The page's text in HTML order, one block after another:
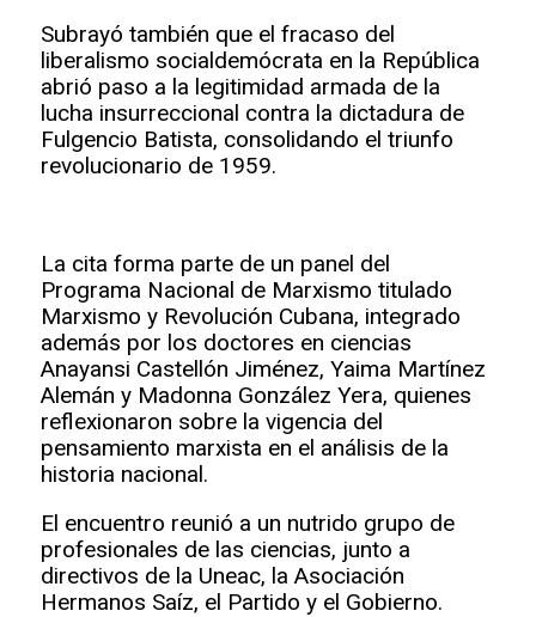
Subrayó también que el fracaso del
liberalismo socialdemócrata en la República
abrió paso a la legitimidad armada de la
lucha insurreccional contra la dictadura de
Fulgencio Batista, consolidando el triunfo
revolucionario de 1959.
La cita forma parte de un panel del
Programa Nacional de Marxismo titulado
Marxismo y Revolución Cubana, integrado
además por los doctores en ciencias
Anayansi Castellón Jiménez, Yaima Martínez
Alemán y Madonna González Yera, quienes
reflexionaron sobre la vigencia del
pensamiento marxista en el análisis de la
historia nacional.
El encuentro reunió a un nutrido grupo de
profesionales de las ciencias, junto a
directivos de la Uneac, la Asociación
Hermanos Saíz, el Partido y el Gobierno.